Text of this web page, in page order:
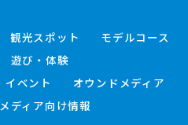
観光スポット
モデルコース
遊び・体験
イベント
オウンドメディア
メディア向け情報